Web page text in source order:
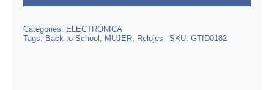
cantidad
Categories: ELECTRÓNICA
Tags: Back to School , MUJER, Relojes SKU: GTID0182